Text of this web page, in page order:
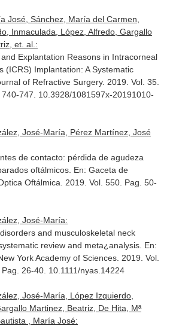
José, Sánchez, María del Carmen,
Inmaculada, López, Alfredo, Gargallo
et. al.:
Explantation Reasons in Intracorneal
(ICRS) Implantation: A Systematic
of Refractive Surgery. 2019. Vol. 35.
740-747. 10.3928/1081597x-20191010-
José-María, Pérez Martínez, José
de contacto: pérdida de agudeza
oftálmicos. En: Gaceta de
Oftálmica . 2019. Vol. 550. Pag. 50-
José-María:
and musculoskeletal neck
review and meta¿analysis. En:
York Academy of Sciences. 2019. Vol.
26-40. 10.1111/nyas.14224
José-María, López Izquierdo,
Martinez, Beatriz, De Hita, Mª
, María José: